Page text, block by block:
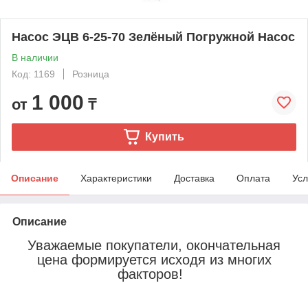
Насос ЭЦВ 6-25-70 Зелёный Погружной Насос
В наличии
Код: 1169
Розница
от 1 000 ₸
Купить
Описание Характеристики Доставка Оплата
Описание
Уважаемые покупатели, окончательная
цена формируется исходя из многих
факторов!